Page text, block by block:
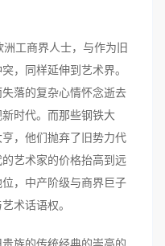
工商界人士，与作为旧
，同样延伸到艺术界。
落的复杂心情怀念逝去
时代。而那些钢铁大
，他们抛弃了旧势力代
艺术家的价格抬高到远
，中产阶级与商界巨子
术话语权。
族的传统经典的崇高的